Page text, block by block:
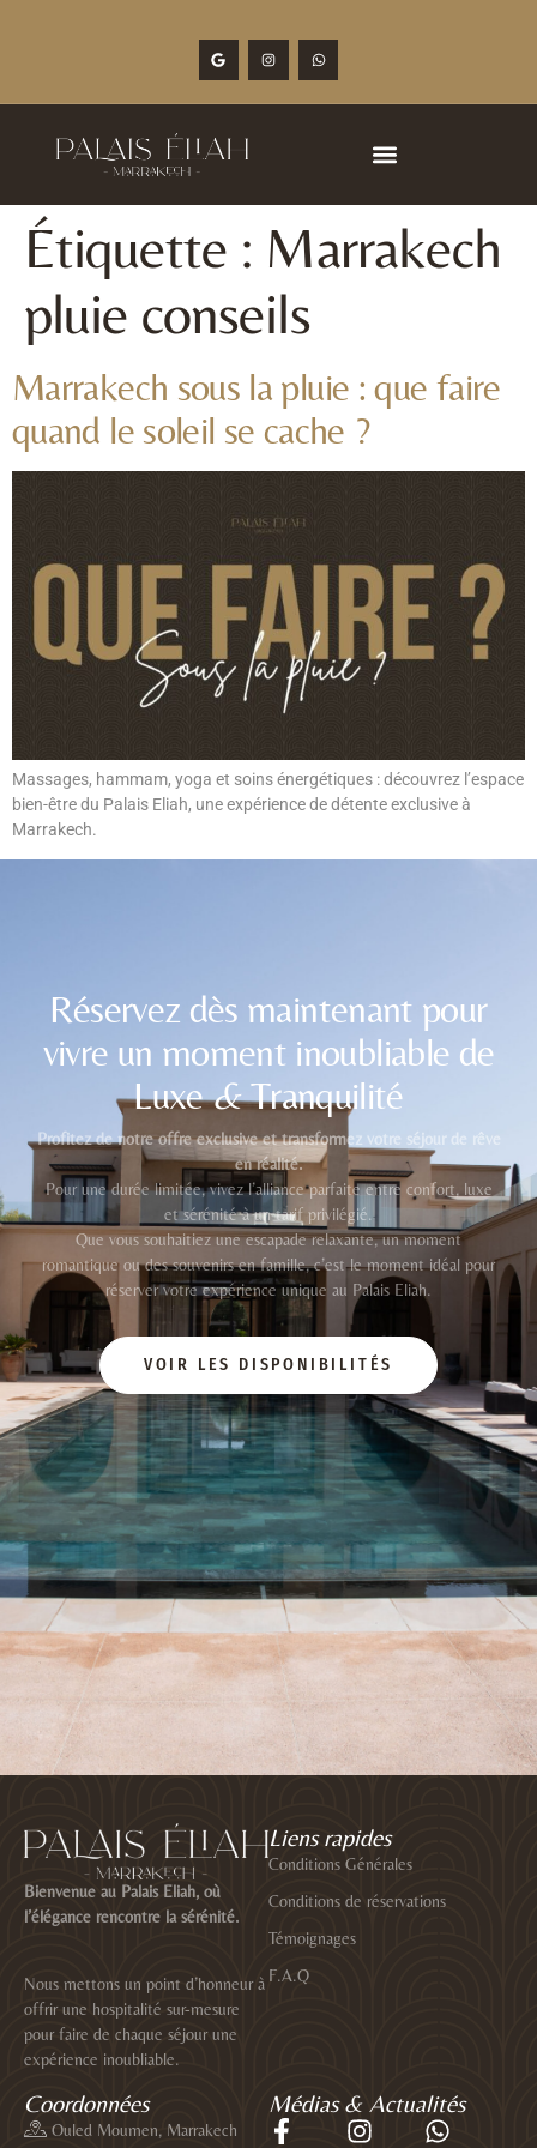
Étiquette : Marrakech
pluie conseils
Marrakech sous la pluie : que faire
quand le soleil se cache ?
Massages, hammam, yoga et soins énergétiques : découvrez l’espace
bien-être du Palais Eliah, une expérience de détente exclusive à
Marrakech.
Réservez dès maintenant pour
vivre un moment inoubliable de
Luxe&Tranquilité
Profitez de notre offre exclusive et transformez votre séjour de rêve
en réalité.
Pour une durée limitée, vivez l’alliance parfaite entre confort, luxe
et sérénité à un tarif privilégié.
Que vous souhaitiez une escapade relaxante, un moment
romantique ou des souvenirs en famille, c’est le moment idéal pour
réserver votre expérience unique au Palais Eliah.
VOIR LES DISPONIBILITÉS
Bienvenue au Palais Eliah, où
l’élégance rencontre la sérénité.
Nous mettons un point d’honneur à
offrir une hospitalité sur-mesure
pour faire de chaque séjour une
expérience inoubliable.
Liens rapides
Conditions Générales
Conditions de réservations
Témoignages
F.A.Q
Coordonnées
Ouled Moumen, Marrakech
Médias & Actualités